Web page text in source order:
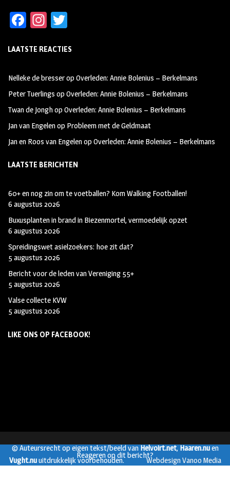
Fa
b
oo
k
In
ag
m
tt
LAATSTE REACTIES
Nelleke de bresseropOverleden: Annie Bolenius – Berkelmans
Peter Tuerlings opOverleden: Annie Bolenius – Berkelmans
Twan de JonghopOverleden: Annie Bolenius – Berkelmans
Jan van Engelenop Probleem met de Geldmaat
Jan en Roos van EngelenopOverleden: Annie Bolenius – Berkelmans
LAATSTE BERICHTEN
60+ en nog zin om te voetballen? Kom Walking Footballen!
6 augustus 2026
Buxusplanten in brand in Biezenmortel, vermoedelijk opzet
6 augustus 2026
Spreidingswet asielzoekers: hoe zit dat?
5 augustus 2026
Bericht voor de leden van Vereniging 55+
5 augustus 2026
Valse collecte KVW
5 augustus 2026
LIKE ONS OP FACEBOOK!
Reageren op dit bericht?
© Auteursrecht op eigen tekst/beeld vanHelvoirt.net,Haaren.nuen
Vught.nuuitdrukkelijk voorbehouden.
Webdesign Vanoo Media